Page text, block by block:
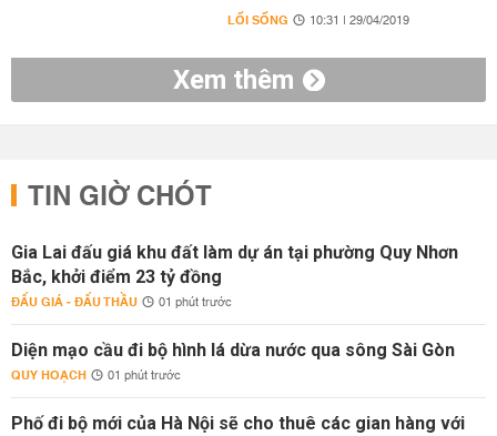
LỐI SỐNG 10:31 | 29/04/2019
Xem thêm
TIN GIỜ CHÓT
Gia Lai đấu giá khu đất làm dự án tại phường Quy Nhơn
Bắc, khởi điểm 23 tỷ đồng
ĐẤU GIÁ - ĐẤU THẦU 01 phút trước
Diện mạo cầu đi bộ hình lá dừa nước qua sông Sài Gòn
QUY HOẠCH 01 phút trước
Phố đi bộ mới của Hà Nội sẽ cho thuê các gian hàng với